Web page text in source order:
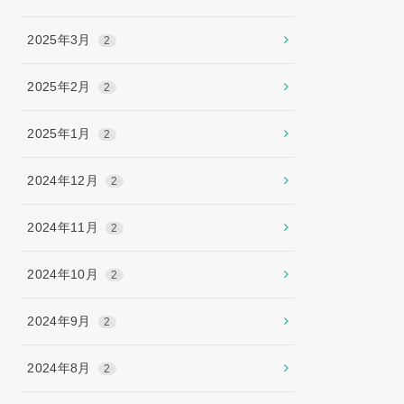
2025年3月 2
2025年2月 2
2025年1月 2
2024年12月 2
2024年11月 2
2024年10月 2
2024年9月 2
2024年8月 2